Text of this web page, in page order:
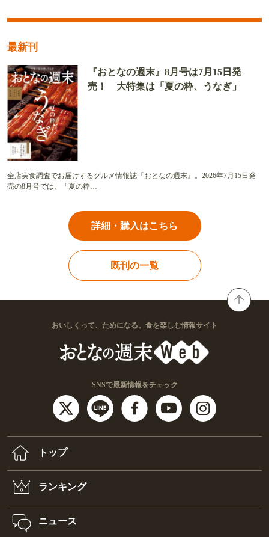
最新刊
『おとなの週末』8月号は7月15日発
売！ 大特集は「夏の粋、うなぎ」
全店実食調査でお届けするグルメ情報誌『おとなの週末』。2026年7月15日発
売の8月号では、「夏の粋…
詳細・購入はこちら
既刊の一覧
おいしくって、ためになる。食を楽しむ情報サイト
SNSで最新情報をチェック
トップ
ランキング
ニュース